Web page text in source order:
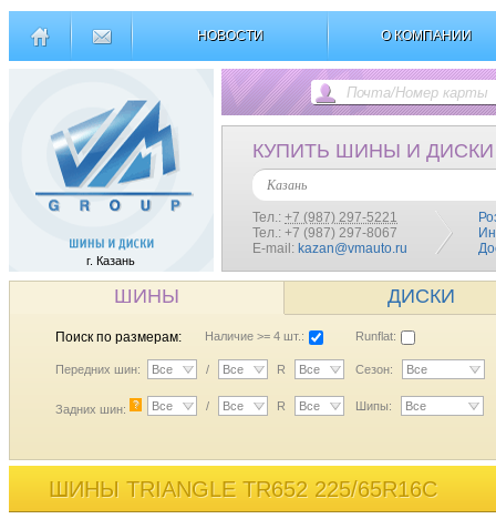
НОВОСТИ О КОМПАНИИ
г. Казань
КУПИТЬ ШИНЫ И ДИСКИ
Казань
Тел.: +7 (987) 297-5221
Тел.: +7 (987) 297-8067
E-mail: kazan@vmauto.ru
ШИНЫ ДИСКИ
Поиск по размерам: Наличие >= 4 шт.: Runflat:
Передних шин: Все / Все R Все Сезон: Все
Задних шин: ? Все / Все R Все Шипы: Все
ШИНЫ TRIANGLE TR652 225/65R16C